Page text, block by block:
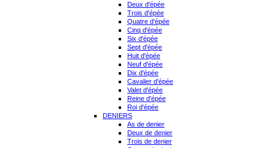
Deux d'épée
Trois d'épée
Quatre d'épée
Cinq d'épée
Six d'épée
Sept d'épée
Huit d'épée
Neuf d'épée
Dix d'épée
Cavalier d'épée
Valet d'épée
Reine d'épée
Roi d'épée
DENIERS
As de denier
Deux de denier
Trois de denier